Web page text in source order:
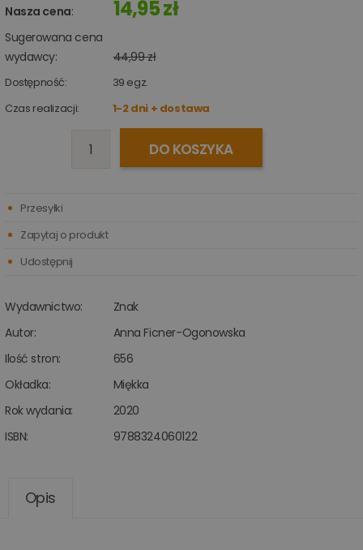
Nasza cena: 14,95 zł
Sugerowana cena
wydawcy:
44,99 zł
Dostępność: 39 egz.
Czas realizacji:
1-2 dni + dostawa
DO KOSZYKA
Wydawnictwo:
Znak
Autor:
Anna Ficner-Ogonowska
Ilość stron:
656
Okładka:
Miękka
Rok wydania:
2020
ISBN:
9788324060122
Przesyłki
Zapytaj o produkt
Udostępnij
Opis